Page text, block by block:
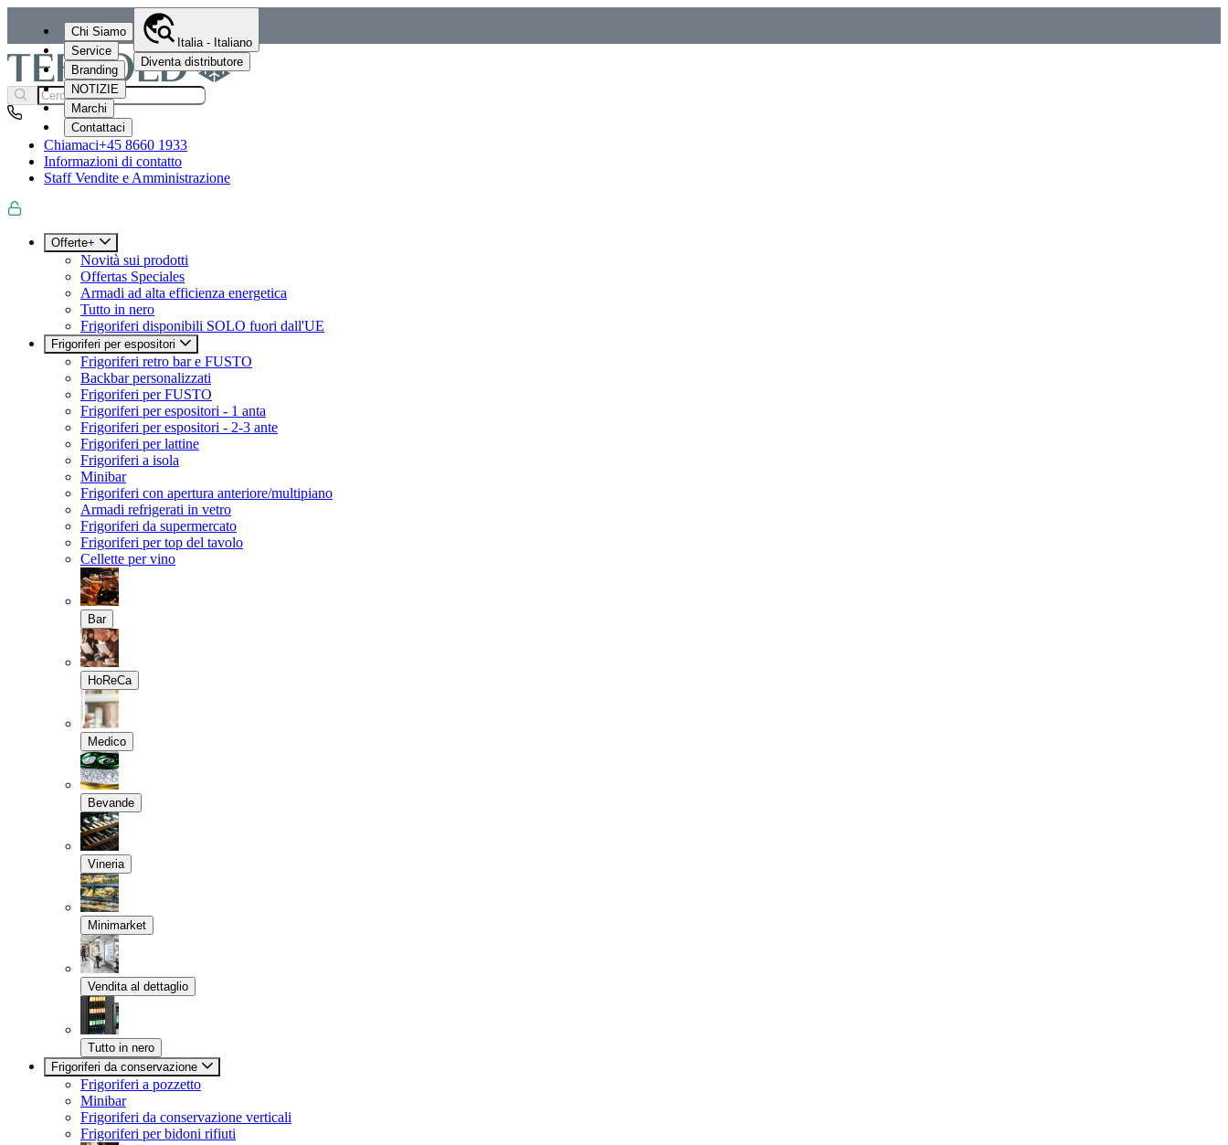
Chi Siamo
Service
Branding
NOTIZIE
Marchi
Contattaci
Italia - Italiano
Diventa distributore
Chiamaci+45 8660 1933
Informazioni di contatto
Staff Vendite e Amministrazione
Offerte+
Novità sui prodotti
Offertas Speciales
Armadi ad alta efficienza energetica
Tutto in nero
Frigoriferi disponibili SOLO fuori dall'UE
Frigoriferi per espositori
Frigoriferi retro bar e FUSTO
Backbar personalizzati
Frigoriferi per FUSTO
Frigoriferi per espositori - 1 anta
Frigoriferi per espositori - 2-3 ante
Frigoriferi per lattine
Frigoriferi a isola
Minibar
Frigoriferi con apertura anteriore/multipiano
Armadi refrigerati in vetro
Frigoriferi da supermercato
Frigoriferi per top del tavolo
Cellette per vino
Bar
HoReCa
Medico
Bevande
Vineria
Minimarket
Vendita al dettaglio
Tutto in nero
Frigoriferi da conservazione
Frigoriferi a pozzetto
Minibar
Frigoriferi da conservazione verticali
Frigoriferi per bidoni rifiuti